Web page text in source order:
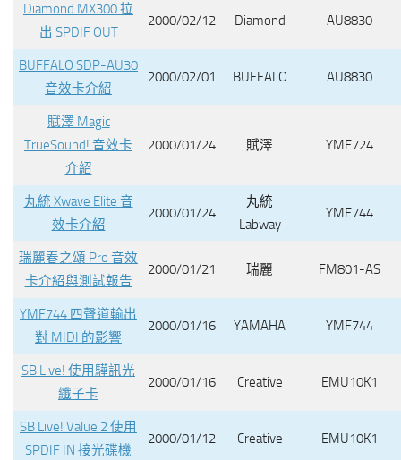
Diamond MX300 拉
出 SPDIF OUT
2000/02/12 Diamond AU8830
BUFFALO SDP-AU30
音效卡介紹
2000/02/01 BUFFALO AU8830
賦澤 Magic
TrueSound! 音效卡
介紹
2000/01/24 賦澤 YMF724
丸統 Xwave Elite 音
效卡介紹
2000/01/24
丸統
Labway
YMF744
瑞麗春之頌 Pro 音效
卡介紹與測試報告
2000/01/21 瑞麗 FM801-AS
YMF744 四聲道輸出
對 MIDI 的影響
2000/01/16 YAMAHA YMF744
SB Live! 使用驊訊光
纖子卡
2000/01/16 Creative EMU10K1
SB Live! Value 2 使用
SPDIF IN 接光碟機
2000/01/12 Creative EMU10K1